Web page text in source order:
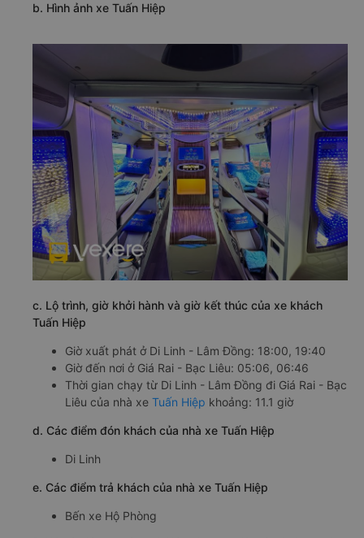
b. Hình ảnh xe Tuấn Hiệp
c. Lộ trình, giờ khởi hành và giờ kết thúc của xe khách
Tuấn Hiệp
Giờ xuất phát ở Di Linh - Lâm Đồng: 18:00, 19:40
Giờ đến nơi ở Giá Rai - Bạc Liêu: 05:06, 06:46
Thời gian chạy từ Di Linh - Lâm Đồng đi Giá Rai - Bạc
Liêu của nhà xe Tuấn Hiệp khoảng: 11.1 giờ
d. Các điểm đón khách của nhà xe Tuấn Hiệp
Di Linh
e. Các điểm trả khách của nhà xe Tuấn Hiệp
Bến xe Hộ Phòng